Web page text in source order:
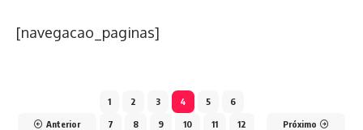
[navegacao_paginas]
Anterior
1 2 3 4 5 6
7 8 9 10 11 12 Próximo